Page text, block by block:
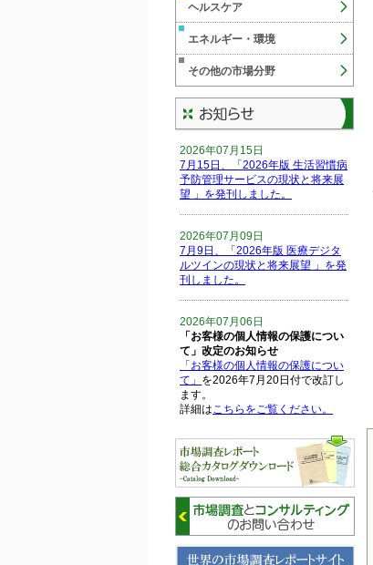
ヘルスケア
エネルギー・環境
その他の市場分野
2026年07月15日
7月15日、「2026年版 生活習慣病
予防管理サービスの現状と将来展
望 」を発刊しました。
2026年07月09日
7月9日、「2026年版 医療デジタ
ルツインの現状と将来展望 」を発
刊しました。
2026年07月06日
「お客様の個人情報の保護につい
て」改定のお知らせ
「お客様の個人情報の保護につい
て」 を2026年7月20日付で改訂し
ます。
詳細はこちらをご覧ください。
2026年06月15日
6月15日、「中国の医療保険医薬
品リスト 」を発刊しました。
2026年06月01日
6月1日、「2026-27年版 5G SA、
6GにおけるIoT／サービス市場の